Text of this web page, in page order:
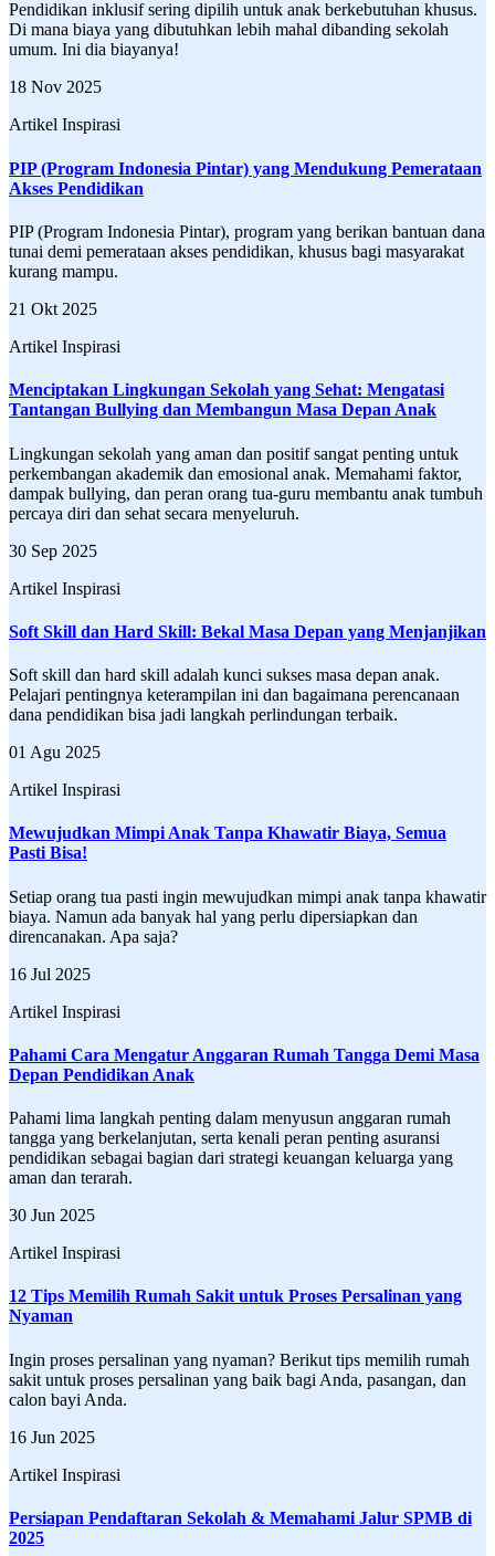
Pendidikan inklusif sering dipilih untuk anak berkebutuhan khusus.
Di mana biaya yang dibutuhkan lebih mahal dibanding sekolah
umum. Ini dia biayanya!
18 Nov 2025
Artikel Inspirasi
PIP (Program Indonesia Pintar) yang Mendukung Pemerataan
Akses Pendidikan
PIP (Program Indonesia Pintar), program yang berikan bantuan dana
tunai demi pemerataan akses pendidikan, khusus bagi masyarakat
kurang mampu.
21 Okt 2025
Artikel Inspirasi
Menciptakan Lingkungan Sekolah yang Sehat: Mengatasi
Tantangan Bullying dan Membangun Masa Depan Anak
Lingkungan sekolah yang aman dan positif sangat penting untuk
perkembangan akademik dan emosional anak. Memahami faktor,
dampak bullying, dan peran orang tua-guru membantu anak tumbuh
percaya diri dan sehat secara menyeluruh.
30 Sep 2025
Artikel Inspirasi
Soft Skill dan Hard Skill: Bekal Masa Depan yang Menjanjikan
Soft skill dan hard skill adalah kunci sukses masa depan anak.
Pelajari pentingnya keterampilan ini dan bagaimana perencanaan
dana pendidikan bisa jadi langkah perlindungan terbaik.
01 Agu 2025
Artikel Inspirasi
Mewujudkan Mimpi Anak Tanpa Khawatir Biaya, Semua
Pasti Bisa!
Setiap orang tua pasti ingin mewujudkan mimpi anak tanpa khawatir
biaya. Namun ada banyak hal yang perlu dipersiapkan dan
direncanakan. Apa saja?
16 Jul 2025
Artikel Inspirasi
Pahami Cara Mengatur Anggaran Rumah Tangga Demi Masa
Depan Pendidikan Anak
Pahami lima langkah penting dalam menyusun anggaran rumah
tangga yang berkelanjutan, serta kenali peran penting asuransi
pendidikan sebagai bagian dari strategi keuangan keluarga yang
aman dan terarah.
30 Jun 2025
Artikel Inspirasi
12 Tips Memilih Rumah Sakit untuk Proses Persalinan yang
Nyaman
Ingin proses persalinan yang nyaman? Berikut tips memilih rumah
sakit untuk proses persalinan yang baik bagi Anda, pasangan, dan
calon bayi Anda.
16 Jun 2025
Artikel Inspirasi
Persiapan Pendaftaran Sekolah & Memahami Jalur SPMB di
2025